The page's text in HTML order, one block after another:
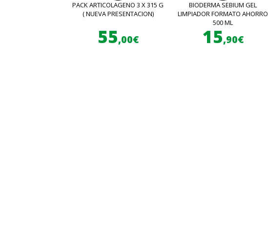
PACK ARTICOLAGENO 3 X 315 G
( NUEVA PRESENTACION)
55,00€
BIODERMA SEBIUM GEL
LIMPIADOR FORMATO AHORRO
500 ML
15,90€